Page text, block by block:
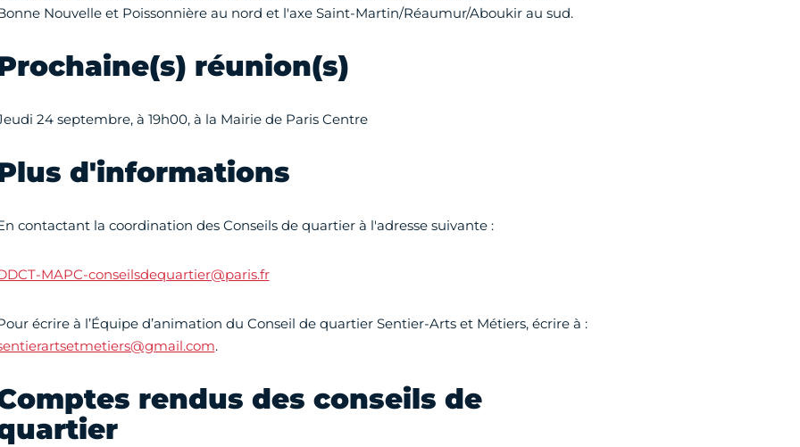
Nouvelle et Poissonnière au nord et l'axe Saint-Martin/Réaumur/Aboukir au sud.
réunion(s)
24 septembre, à 19h00, à la Mairie de Paris Centre
d'informations
contactant la coordination des Conseils de quartier à l'adresse suivante :
MAPC-conseilsdequartier@paris.fr
écrire à l’Équipe d’animation du Conseil de quartier Sentier-Arts et Métiers, écrire à :
.
rendus des conseils de